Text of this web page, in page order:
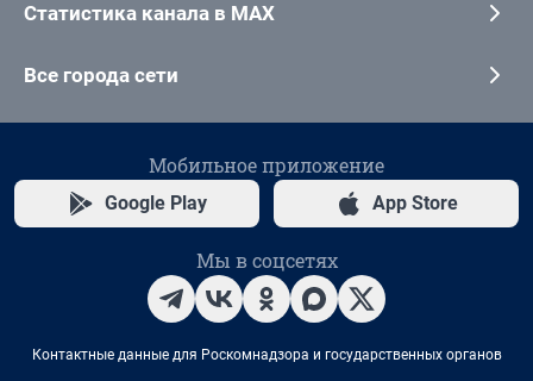
Статистика канала в MAX
Все города сети
Мобильное приложение
Google Play App Store
Мы в соцсетях
Контактные данные для Роскомнадзора и государственных органов